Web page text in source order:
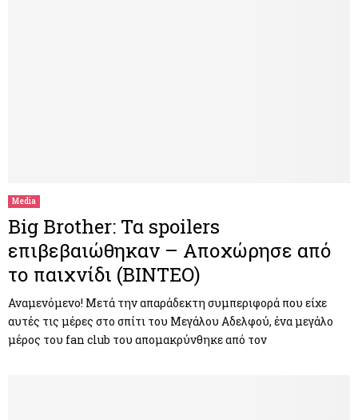
Media
Big Brother: Τα spoilers
επιβεβαιώθηκαν – Αποχώρησε από
το παιχνίδι (ΒΙΝΤΕΟ)
Αναμενόμενο! Μετά την απαράδεκτη συμπεριφορά που είχε
αυτές τις μέρες στο σπίτι του Μεγάλου Αδελφού, ένα μεγάλο
μέρος του fan club του απομακρύνθηκε από τον